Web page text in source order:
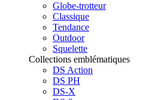
Globe-trotteur
Classique
Tendance
Outdoor
Squelette
Collections emblématiques
DS Action
DS PH
DS-X